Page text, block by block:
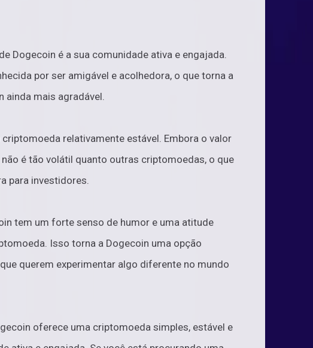
Dogecoin é a sua comunidade ativa e engajada.
por ser amigável e acolhedora, o que torna a
ainda mais agradável.
relativamente estável. Embora o valor
é tão volátil quanto outras criptomoedas, o que
para investidores.
tem um forte senso de humor e uma atitude
Isso torna a Dogecoin uma opção
querem experimentar algo diferente no mundo
oferece uma criptomoeda simples, estável e